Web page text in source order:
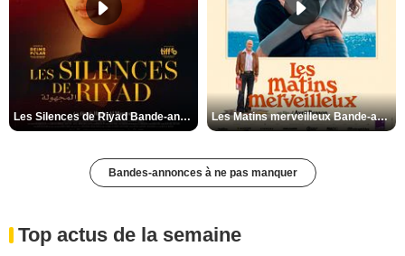
Les Silences de Riyad Bande-annonce VO STFR Les Matins merveilleux Bande-annonce VF
Bandes-annonces à ne pas manquer
Top actus de la semaine